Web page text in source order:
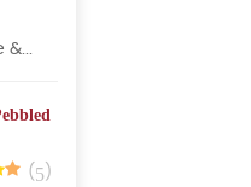
( 5 )